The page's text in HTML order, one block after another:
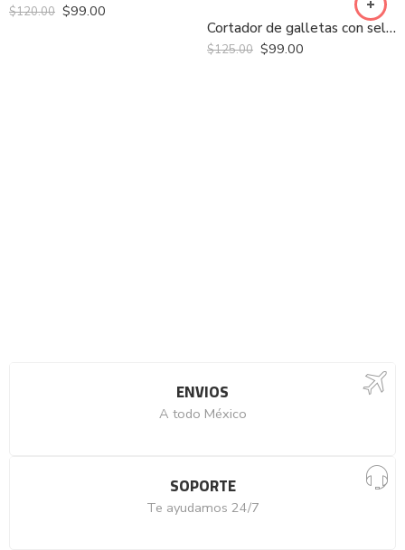
$120.00 $99.00
Cortador de galletas con sello – Familia Cactus
$125.00 $99.00
ENVIOS
A todo México
SOPORTE
Te ayudamos 24/7